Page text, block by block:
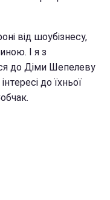
від шоубізнесу,
І я з
до Діми Шепелеву
до їхньої